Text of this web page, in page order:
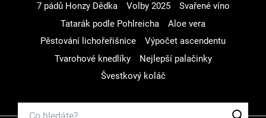
7 pádů Honzy Dědka
Volby 2025
Svařené víno
Tatarák podle Pohlreicha
Aloe vera
Pěstování lichořeřišnice
Výpočet ascendentu
Tvarohové knedlíky
Nejlepší palačinky
Švestkový koláč